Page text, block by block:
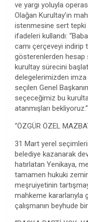
ve yargı yoluyla
Olağan Kurultay’ın
istenmesine sert tepki
ifadeleri kullandı:
camı çerçeveyi indirip
gösterenlerden hesap
kurultay sürecini
delegelerimizden
seçilen Genel
seçeceğimiz bu
atanmışları bekliyoruz.”
“ÖZGÜR ÖZEL
31 Mart yerel
belediye kazanarak
hatırlatan Yenikaya,
tamamen hukuki
meşruiyetinin
mahkeme kararlarıyla
çalışmanın beyhude